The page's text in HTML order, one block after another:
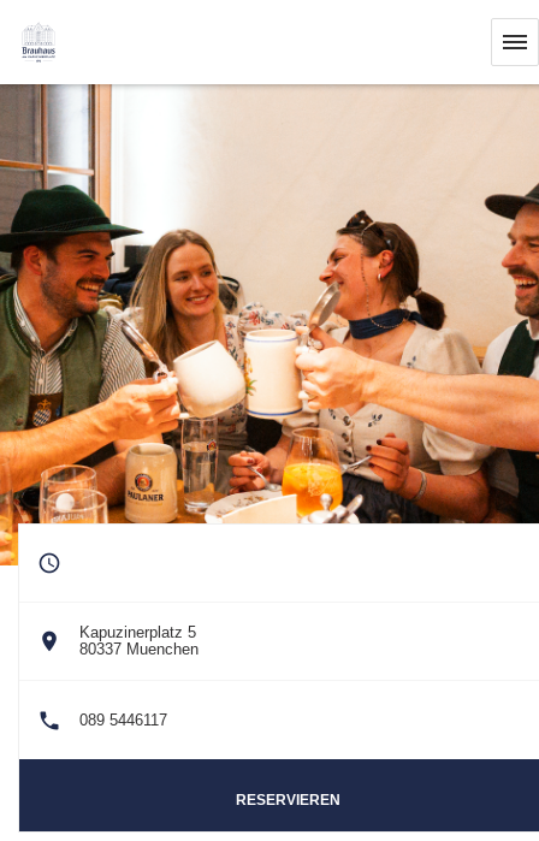
Kapuzinerplatz 5
80337 Muenchen((öffnet ein neues Fenster))
089 5446117
RESERVIEREN